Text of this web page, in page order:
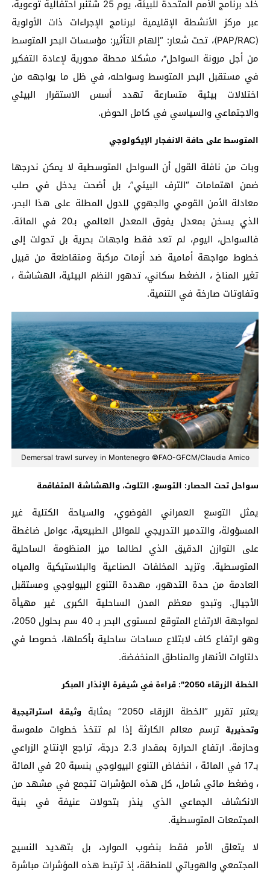
خلد برنامج الأمم المتحدة للبيئة، يوم 25 شتنبر احتفالية توعوية،
عبر مركز الأنشطة الإقليمية لبرنامج الإجراءات ذات الأولوية
(PAP/RAC)، تحت شعار: “إلهام التأثير: مؤسسات البحر المتوسط
من أجل مرونة السواحل“، مشكلا محطة محورية لإعادة التفكير
في مستقبل البحر المتوسط وسواحله، في ظل ما يواجهه من
اختلالات بيئية متسارعة تهدد أسس الاستقرار البيئي
والاجتماعي والسياسي في كامل الحوض.
المتوسط على حافة الانفجار الإيكولوجي
وبات من نافلة القول أن السواحل المتوسطية لا يمكن ندرجها
ضمن اهتمامات “الترف البيئي”، بل أضحت يدخل في صلب
معادلة الأمن القومي والجهوي للدول المطلة على هذا البحر،
الذي يسخن بمعدل يفوق المعدل العالمي بـ20 في المائة.
فالسواحل، اليوم، لم تعد فقط واجهات بحرية بل تحولت إلى
خطوط مواجهة أمامية ضد أزمات مركبة ومتقاطعة من قبيل
تغير المناخ ، الضغط سكاني، تدهور النظم البيئية، الهشاشة ،
وتفاوتات صارخة في التنمية.
Demersal trawl survey in Montenegro ©FAO-GFCM/Claudia Amico
سواحل تحت الحصار: التوسع، التلوث، والهشاشة المتفاقمة
يمثل التوسع العمراني الفوضوي، والسياحة الكتلية غير
المسؤولة، والتدمير التدريجي للموائل الطبيعية، عوامل ضاغطة
على التوازن الدقيق الذي لطالما ميز المنظومة الساحلية
المتوسطية. وتزيد المخلفات الصناعية والبلاستيكية والمياه
العادمة من حدة التدهور، مهددة التنوع البيولوجي ومستقبل
الأجيال. وتبدو معظم المدن الساحلية الكبرى غير مهيأة
لمواجهة الارتفاع المتوقع لمستوى البحر بـ 40 سم بحلول 2050،
وهو ارتفاع كاف لابتلاع مساحات ساحلية بأكملها، خصوصا في
دلتاوات الأنهار والمناطق المنخفضة.
الخطة الزرقاء 2050″: قراءة في شيفرة الإنذار المبكر
يعتبر تقرير “الخطة الزرقاء 2050” بمثابة
وثيقة استراتيجية
وتحذيرية ترسم معالم الكارثة إذا لم تتخذ خطوات ملموسة
وحازمة. ارتفاع الحرارة بمقدار 2.3 درجة، تراجع الإنتاج الزراعي
بـ17 في المائة ، انخفاض التنوع البيولوجي بنسبة 20 في المائة
، وضغط مائي شامل، كل هذه المؤشرات تتجمع في مشهد من
الانكشاف الجماعي الذي ينذر بتحولات عنيفة في بنية
المجتمعات المتوسطية.
لا يتعلق الأمر فقط بنضوب الموارد، بل بتهديد النسيج
المجتمعي والهوياتي للمنطقة، إذ ترتبط هذه المؤشرات مباشرة